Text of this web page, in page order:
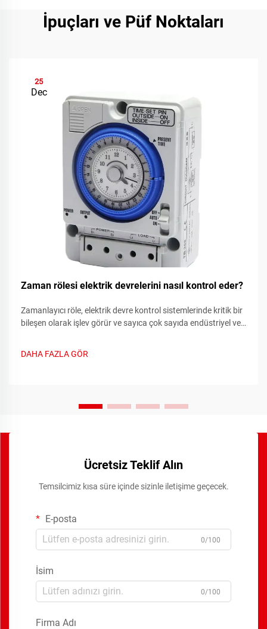
İpuçları ve Püf Noktaları
25
Dec
Zaman rölesi elektrik devrelerini nasıl kontrol eder?
Zamanlayıcı röle, elektrik devre kontrol sistemlerinde kritik bir
bileşen olarak işlev görür ve sayıca çok sayıda endüstriyel ve
kılan hassas zamanlama işlevleri sağlar. Bu gelişmiş
DAHA FAZLA GÖR
Ücretsiz Teklif Alın
Temsilcimiz kısa süre içinde sizinle iletişime geçecek.
E-posta
0/100
İsim
0/100
Firma Adı